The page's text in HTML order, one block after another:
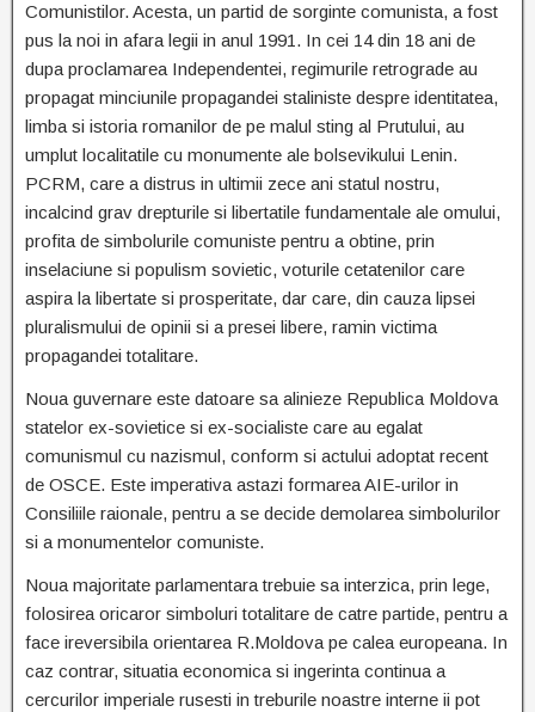
Comunistilor. Acesta, un partid de sorginte comunista, a fost
pus la noi in afara legii in anul 1991. In cei 14 din 18 ani de
dupa proclamarea Independentei, regimurile retrograde au
propagat minciunile propagandei staliniste despre identitatea,
limba si istoria romanilor de pe malul sting al Prutului, au
umplut localitatile cu monumente ale bolsevikului Lenin.
PCRM, care a distrus in ultimii zece ani statul nostru,
incalcind grav drepturile si libertatile fundamentale ale omului,
profita de simbolurile comuniste pentru a obtine, prin
inselaciune si populism sovietic, voturile cetatenilor care
aspira la libertate si prosperitate, dar care, din cauza lipsei
pluralismului de opinii si a presei libere, ramin victima
propagandei totalitare.
Noua guvernare este datoare sa alinieze Republica Moldova
statelor ex-sovietice si ex-socialiste care au egalat
comunismul cu nazismul, conform si actului adoptat recent
de OSCE. Este imperativa astazi formarea AIE-urilor in
Consiliile raionale, pentru a se decide demolarea simbolurilor
si a monumentelor comuniste.
Noua majoritate parlamentara trebuie sa interzica, prin lege,
folosirea oricaror simboluri totalitare de catre partide, pentru a
face ireversibila orientarea R.Moldova pe calea europeana. In
caz contrar, situatia economica si ingerinta continua a
cercurilor imperiale rusesti in treburile noastre interne ii pot